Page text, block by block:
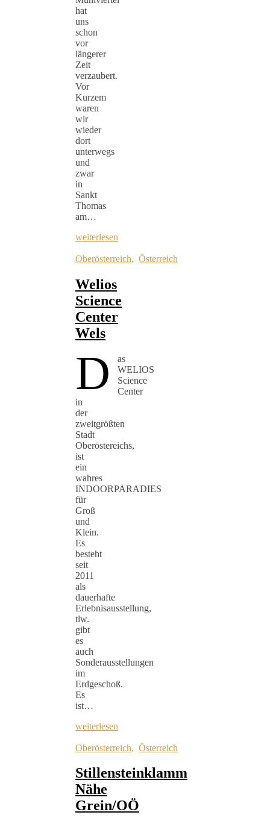
hat
uns
schon
vor
längerer
Zeit
verzaubert.
Vor
Kurzem
waren
wir
wieder
dort
unterwegs
und
zwar
in
Sankt
Thomas
am…
weiterlesen
Oberösterreich, Österreich
Welios
Science
Center
Wels
D
as
WELIOS
Science
Center
in
der
zweitgrößten
Stadt
Oberöstereichs,
ist
ein
wahres
INDOORPARADIES
für
Groß
und
Klein.
Es
besteht
seit
2011
als
dauerhafte
Erlebnisausstellung,
tlw.
gibt
es
auch
Sonderausstellungen
im
Erdgeschoß.
Es
ist…
weiterlesen
Oberösterreich, Österreich
Stillensteinklamm
Nähe
Grein/OÖ